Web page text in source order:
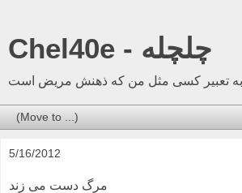
Chel40e - چلچله
تعبیر کسی مثل من که ذهنش مریض است
5/16/2012
مرگ دست می زند